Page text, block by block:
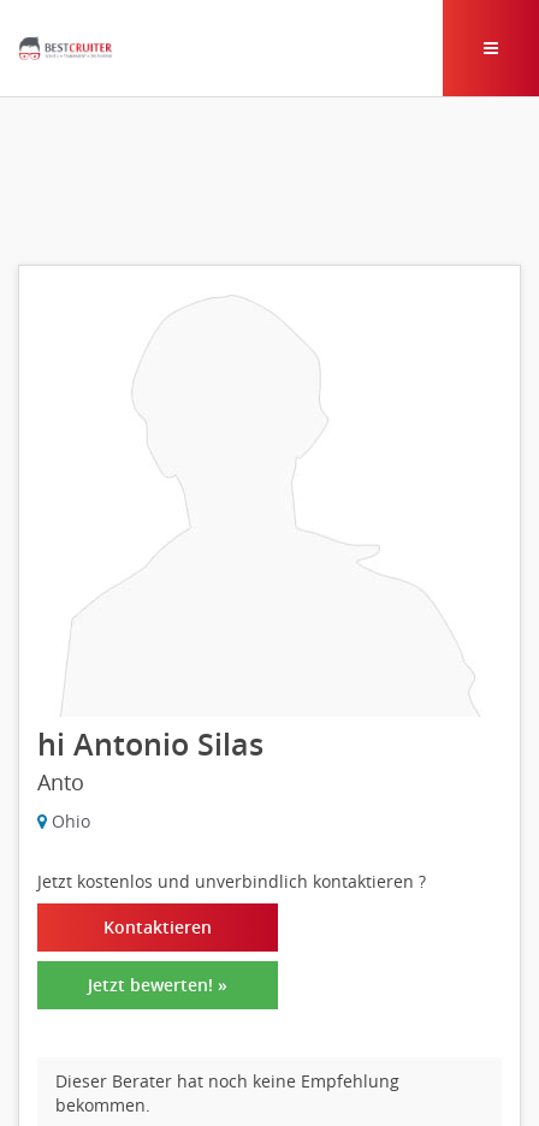
hi Antonio Silas
Anto
Ohio
Jetzt kostenlos und unverbindlich kontaktieren ?
Kontaktieren
Jetzt bewerten! »
Dieser Berater hat noch keine Empfehlung
bekommen.